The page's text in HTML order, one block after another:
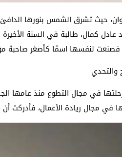
حيث تشرق الشمس بنورها
كمال، طالبة في السنة
فصنعت لنفسها اسمًا كأصغر صاحبة
والتحدي
في مجال التطوع منذ عامها
مجال ريادة الأعمال، فأدركت أن